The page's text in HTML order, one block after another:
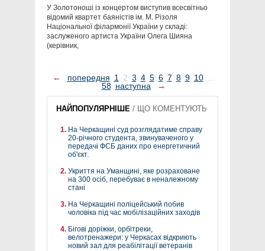
У Золотоноші із концертом виступив всесвітньо
відомий квартет баяністів ім. М. Різоля
Національної філармонії України у складі:
заслуженого артиста України Олега Шияна
(керівник,
← попередня 1 2 3 4 5 6 7 8 9 10 ...
58 наступна →
НАЙПОПУЛЯРНІШЕ / ЩО КОМЕНТУЮТЬ
На Черкащині суд розглядатиме справу
20-річного студента, звинуваченого у
передачі ФСБ даних про енергетичний
об'єкт.
Укриття на Уманщині, яке розраховане
на 300 осіб, перебуває в неналежному
стані
На Черкащині поліцейський побив
чоловіка під час мобілізаційних заходів
Бігові доріжки, орбітреки,
велотренажери: у Черкасах відкриють
новий зал для реабілітації ветеранів